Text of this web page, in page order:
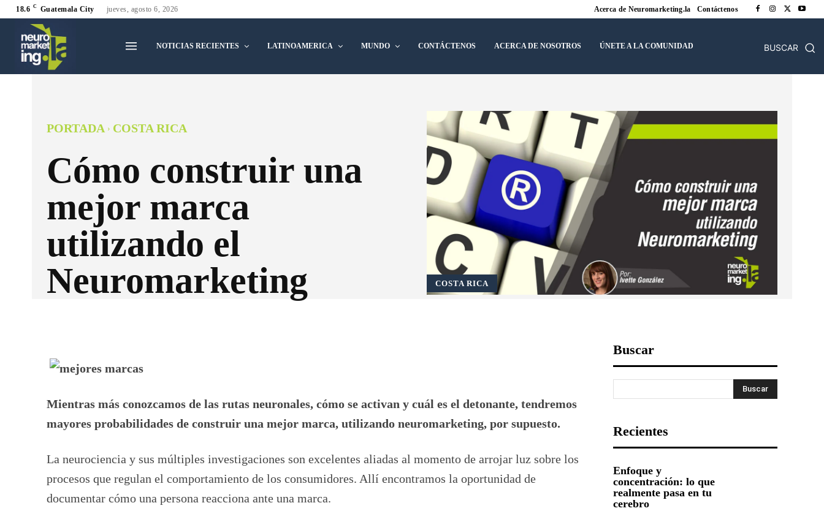
18.6 C Guatemala City jueves, agosto 6, 2026 Acerca de Neuromarketing.la Contáctenos
NOTICIAS RECIENTES LATINOAMERICA MUNDO CONTÁCTENOS ACERCA DE NOSOTROS ÚNETE A LA COMUNIDAD BUSCAR
PORTADA COSTA RICA
Cómo construir una
mejor marca
utilizando el
Neuromarketing
COSTA RICA
Mientras más conozcamos de las rutas neuronales, cómo se activan y cuál es el detonante, tendremos
mayores probabilidades de construir una mejor marca, utilizando neuromarketing, por supuesto.
La neurociencia y sus múltiples investigaciones son excelentes aliadas al momento de arrojar luz sobre los
procesos que regulan el comportamiento de los consumidores. Allí encontramos la oportunidad de
documentar cómo una persona reacciona ante una marca.
Buscar
Buscar
Recientes
Enfoque y
concentración: lo que
realmente pasa en tu
cerebro